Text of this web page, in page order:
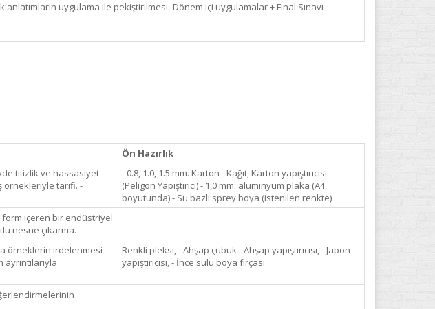
uygulama ile pekiştirilmesi- Dönem içi uygulamalar + Final Sınavı
Ön Hazırlık
titizlik ve hassasiyet
örnekleriyle tarifi. -
- 0.8, 1.0, 1.5 mm. Karton - Kağıt, Karton yapıştırıcısı
(Peligon Yapıştırıcı) - 1,0 mm. alüminyum plaka (A4
boyutunda) - Su bazlı sprey boya (istenilen renkte)
form içeren bir endüstriyel
nesne çıkarma.
örneklerin irdelenmesi
Renkli pleksi, - Ahşap çubuk - Ahşap yapıştırıcısı, - Japon
yapıştırıcısı, - İnce sulu boya fırçası